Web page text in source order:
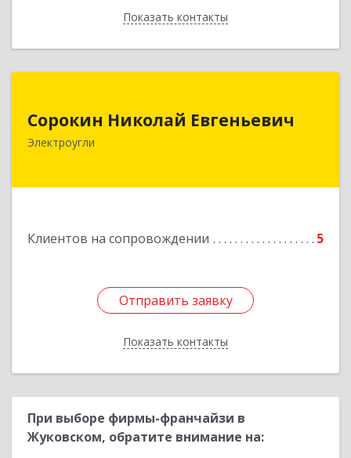
Показать контакты
Назад
Сорокин Николай Евгеньевич
Электроугли
Клиентов на сопровождении 5
Отправить заявку
Показать контакты
Отправить заявку
Назад
При выборе фирмы-франчайзи в
Жуковском, обратите внимание на: